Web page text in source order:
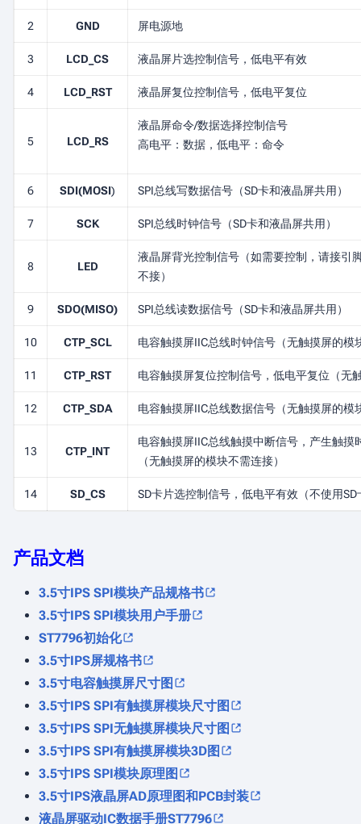
2 GND 屏电源地
3 LCD_CS 液晶屏片选控制信号，低电平有效
4 LCD_RST 液晶屏复位控制信号，低电平复位
5 LCD_RS
液晶屏命令/数据选择控制信号
高电平：数据，低电平：命令
6 SDI(MOSI) SPI总线写数据信号（SD卡和液晶屏共用）
7 SCK SPI总线时钟信号（SD卡和液晶屏共用）
8 LED
液晶屏背光控制信号（如需要控制，请接引
不接）
9 SDO(MISO) SPI总线读数据信号（SD卡和液晶屏共用）
10 CTP_SCL 电容触摸屏IIC总线时钟信号（无触摸屏的模
11 CTP_RST 电容触摸屏复位控制信号，低电平复位（无
12 CTP_SDA 电容触摸屏IIC总线数据信号（无触摸屏的模
13 CTP_INT
电容触摸屏IIC总线触摸中断信号，产生触摸
（无触摸屏的模块不需连接）
14 SD_CS SD卡片选控制信号，低电平有效（不使用
产品文档
3.5寸IPS SPI模块产品规格书
3.5寸IPS SPI模块用户手册
ST7796初始化
3.5寸IPS屏规格书
3.5寸电容触摸屏尺寸图
3.5寸IPS SPI有触摸屏模块尺寸图
3.5寸IPS SPI无触摸屏模块尺寸图
3.5寸IPS SPI有触摸屏模块3D图
3.5寸IPS SPI模块原理图
3.5寸IPS液晶屏AD原理图和PCB封装
液晶屏驱动IC数据手册ST7796